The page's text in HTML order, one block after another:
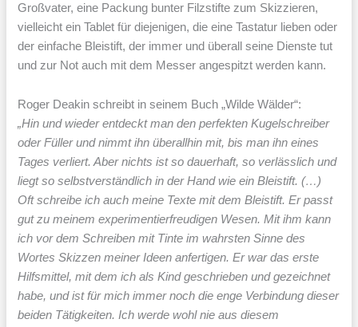
Großvater, eine Packung bunter Filzstifte zum Skizzieren,
vielleicht ein Tablet für diejenigen, die eine Tastatur lieben oder
der einfache Bleistift, der immer und überall seine Dienste tut
und zur Not auch mit dem Messer angespitzt werden kann.
Roger Deakin schreibt in seinem Buch „Wilde Wälder“:
„Hin und wieder entdeckt man den perfekten Kugelschreiber
oder Füller und nimmt ihn überallhin mit, bis man ihn eines
Tages verliert. Aber nichts ist so dauerhaft, so verlässlich und
liegt so selbstverständlich in der Hand wie ein Bleistift. (…)
Oft schreibe ich auch meine Texte mit dem Bleistift. Er passt
gut zu meinem experimentierfreudigen Wesen. Mit ihm kann
ich vor dem Schreiben mit Tinte im wahrsten Sinne des
Wortes Skizzen meiner Ideen anfertigen. Er war das erste
Hilfsmittel, mit dem ich als Kind geschrieben und gezeichnet
habe, und ist für mich immer noch die enge Verbindung dieser
beiden Tätigkeiten. Ich werde wohl nie aus diesem